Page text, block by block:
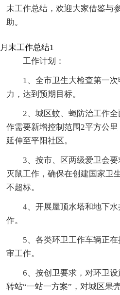
末工作总结，欢迎大家借鉴与
助。
月末工作总结1
工作计划：
1、全市卫生大检查第一
力，达到预期目标。
2、城区蚊、蝇防治工作
作需要新增控制范围2平方公
延伸至平阳社区。
3、按市、区两级爱卫会
灭鼠工作，确保在创建国家卫
不超标。
4、开展屋顶水塔和地下
作。
5、各类环卫工作车辆正
审工作。
6、按创卫要求，对环卫
转站“一站一方案”，对城区果